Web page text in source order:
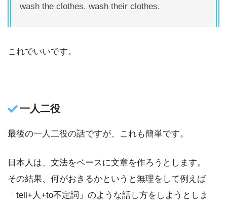
wash the clothes. wash their clothes.
これでいいです。
一人二役
最後の一人二役の話ですが、これも簡単です。
日本人は、文法をベースに文章を作ろうとします。
その結果、何がおきるかというと無理をして例えば
「tell+人+to不定詞」のような話し方をしようとしま